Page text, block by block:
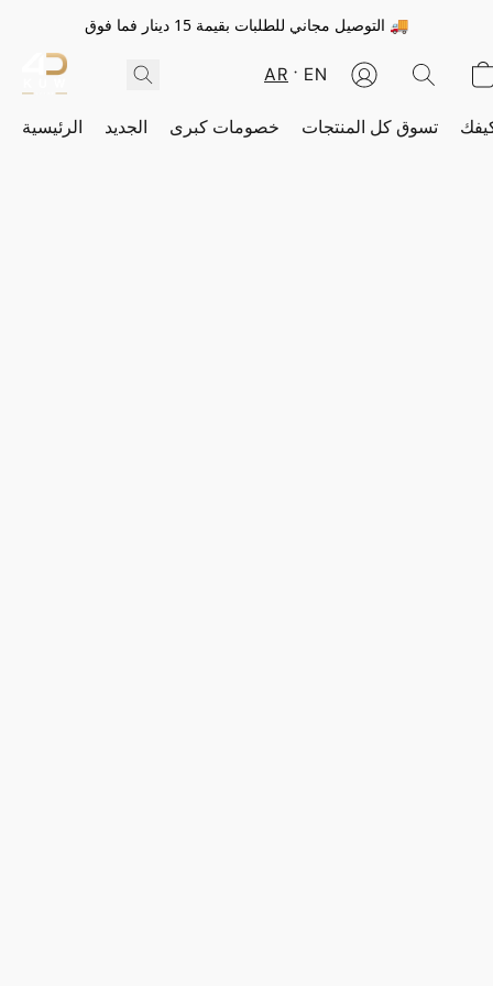
التوصيل مجاني للطلبات بقيمة 15 دينار فما فوق 🚚
AR EN
الرئيسية الجديد خصومات كبرى تسوق كل المنتجات